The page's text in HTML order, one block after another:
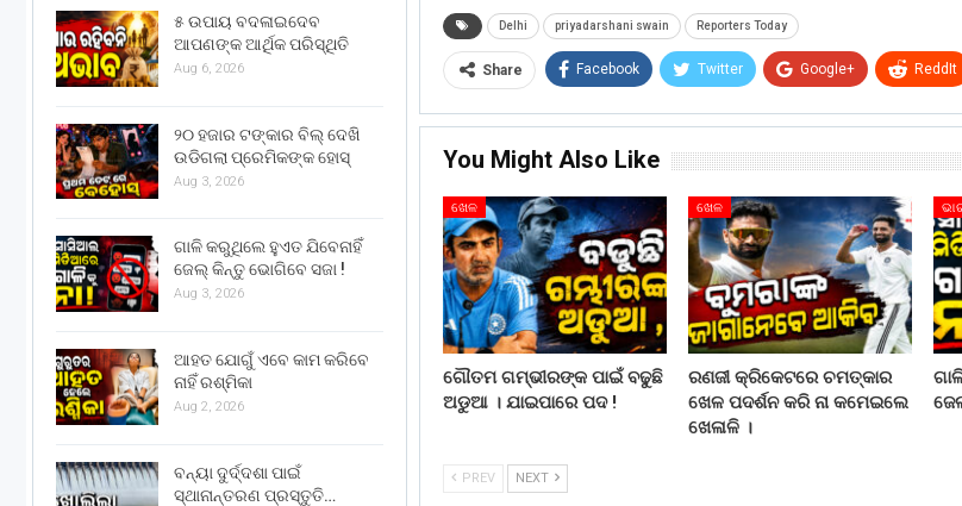
Delhi priyadarshani swain Reporters Today
Share Facebook Twitter Google+ ReddIt
You Might Also Like
ଖେଳ
ଗୌତମ ଗମ୍ଭୀରଙ୍କ ପାଇଁ ବଢୁଛି
ଅଡୁଆ । ଯାଇପାରେ ପଦ !
ଖେଳ
ରଣଜୀ କ୍ରିକେଟରେ ଚମତ୍କାର
ଖେଳ ପଦର୍ଶନ କରି ନା କମେଇଲେ
ଖେଳାଳି ।
PREV NEXT
୫ ଉପାୟ ବଦଳାଇଦେବ
ଆପଣଙ୍କ ଆର୍ଥିକ ପରିସ୍ଥିତି
Aug 6, 2026
୨୦ ହଜାର ଟଙ୍କାର ବିଲ୍ ଦେଖି
ଉଡିଗଲା ପ୍ରେମିକଙ୍କ ହୋସ୍
Aug 3, 2026
ଗାଳି କରୁଥିଲେ ହୁଏତ ଯିବେନାହିଁ
ଜେଲ୍ କିନ୍ତୁ ଭୋଗିବେ ସଜା !
Aug 3, 2026
ଆହତ ଯୋଗୁଁ ଏବେ କାମ କରିବେ
ନାହିଁ ରଶ୍ମିକା
Aug 2, 2026
ବନ୍ୟା ଦୁର୍ଦ୍ଦଶା ପାଇଁ
ସ୍ଥାନାନ୍ତରଣ ପ୍ରସ୍ତୁତି…